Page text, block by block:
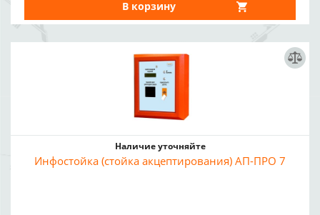
В корзину
Наличие уточняйте
Инфостойка (стойка акцептирования) АП-ПРО 7